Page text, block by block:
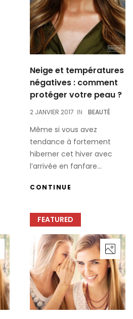
Neige et températures
négatives : comment
protéger votre peau ?
2 JANVIER 2017 IN BEAUTÉ
Même si vous avez
tendance à fortement
hiberner cet hiver avec
l’arrivée en fanfare...
CONTINUE
FEATURED